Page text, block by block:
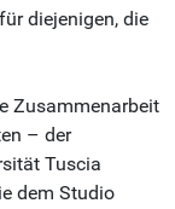
diejenigen, die
Zusammenarbeit
– der
Tuscia
dem Studio